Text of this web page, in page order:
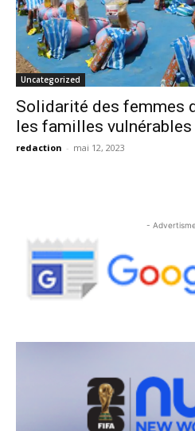
Uncategorized
Solidarité des femmes
les familles vulnérables
redaction - mai 12, 2023
-